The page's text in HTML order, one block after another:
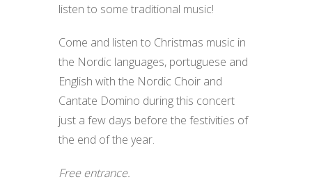
listen to some traditional music!
Come and listen to Christmas music in
the Nordic languages, portuguese and
English with the Nordic Choir and
Cantate Domino during this concert
just a few days before the festivities of
the end of the year.
Free entrance.